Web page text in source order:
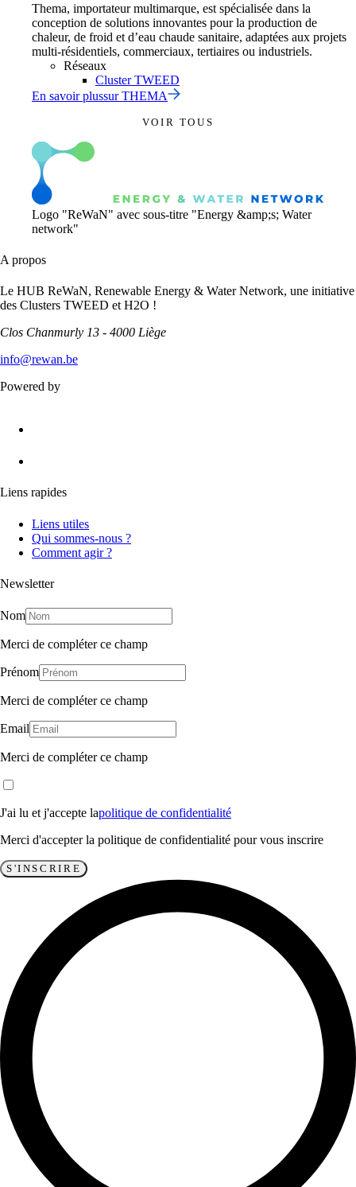
Thema, importateur multimarque, est spécialisée dans la
conception de solutions innovantes pour la production de
chaleur, de froid et d’eau chaude sanitaire, adaptées aux projets
multi-résidentiels, commerciaux, tertiaires ou industriels.
Réseaux
Cluster TWEED
En savoir plussurTHEMA
VOIR TOUS
Logo "ReWaN" avec sous-titre "Energy &amp;s; Water
network"
A propos
Le HUB ReWaN, Renewable Energy & Water Network, une initiative
des Clusters TWEED et H2O !
Clos Chanmurly 13 - 4000 Liège
info@rewan.be
Powered by
Liens rapides
Liens utiles
Qui sommes-nous ?
Comment agir ?
Newsletter
Nom
Merci de compléter ce champ
Prénom
Merci de compléter ce champ
Email
Merci de compléter ce champ
J'ai lu et j'accepte lapolitique de confidentialité
Merci d'accepter la politique de confidentialité pour vous inscrire
S'INSCRIRE